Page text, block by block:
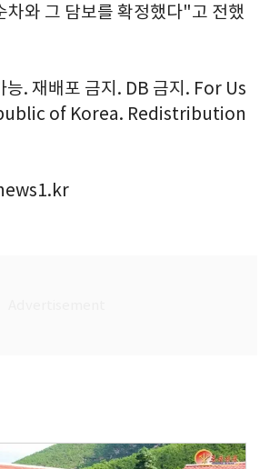
차와 그 담보를 확정했다"고 전했
능. 재배포 금지. DB 금지. For Us
of Korea. Redistribution